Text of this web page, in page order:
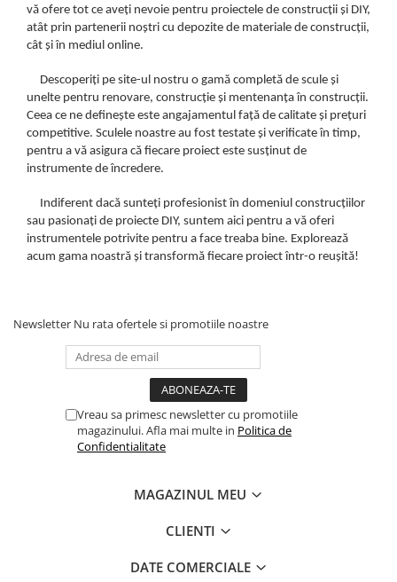
vă ofere tot ce aveți nevoie pentru proiectele de construcții și DIY,
atât prin partenerii noștri cu depozite de materiale de construcții,
cât și în mediul online.
Descoperiți pe site-ul nostru o gamă completă de scule și
unelte pentru renovare, construcție și mentenanța în construcții.
Ceea ce ne definește este angajamentul față de calitate și prețuri
competitive. Sculele noastre au fost testate și verificate în timp,
pentru a vă asigura că fiecare proiect este susținut de
instrumente de încredere.
Indiferent dacă sunteți profesionist în domeniul construcțiilor
sau pasionați de proiecte DIY, suntem aici pentru a vă oferi
instrumentele potrivite pentru a face treaba bine. Explorează
acum gama noastră și transformă fiecare proiect într-o reușită!
Newsletter Nu rata ofertele si promotiile noastre
Vreau sa primesc newsletter cu promotiile
magazinului. Afla mai multe in Politica de
Confidentialitate
MAGAZINUL MEU
CLIENTI
DATE COMERCIALE